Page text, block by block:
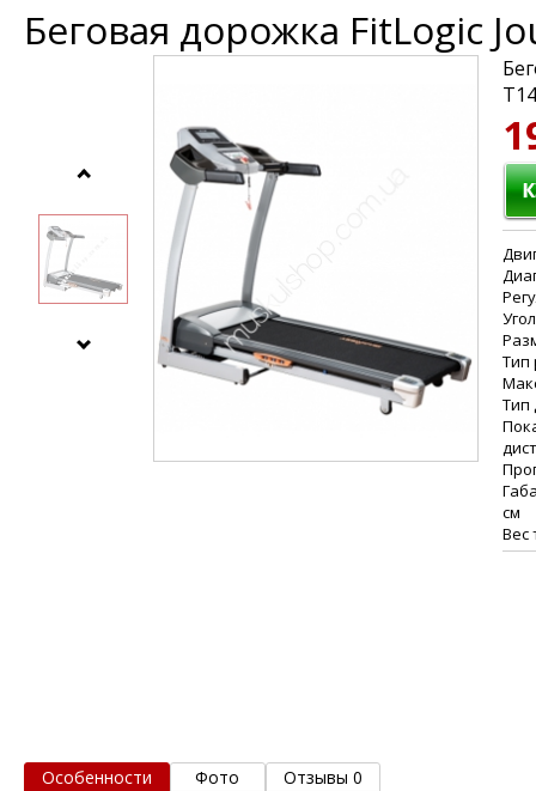
Беговая дорожка FitLogic
Тип
Тип
см
Вес
Особенности Фото Отзывы 0